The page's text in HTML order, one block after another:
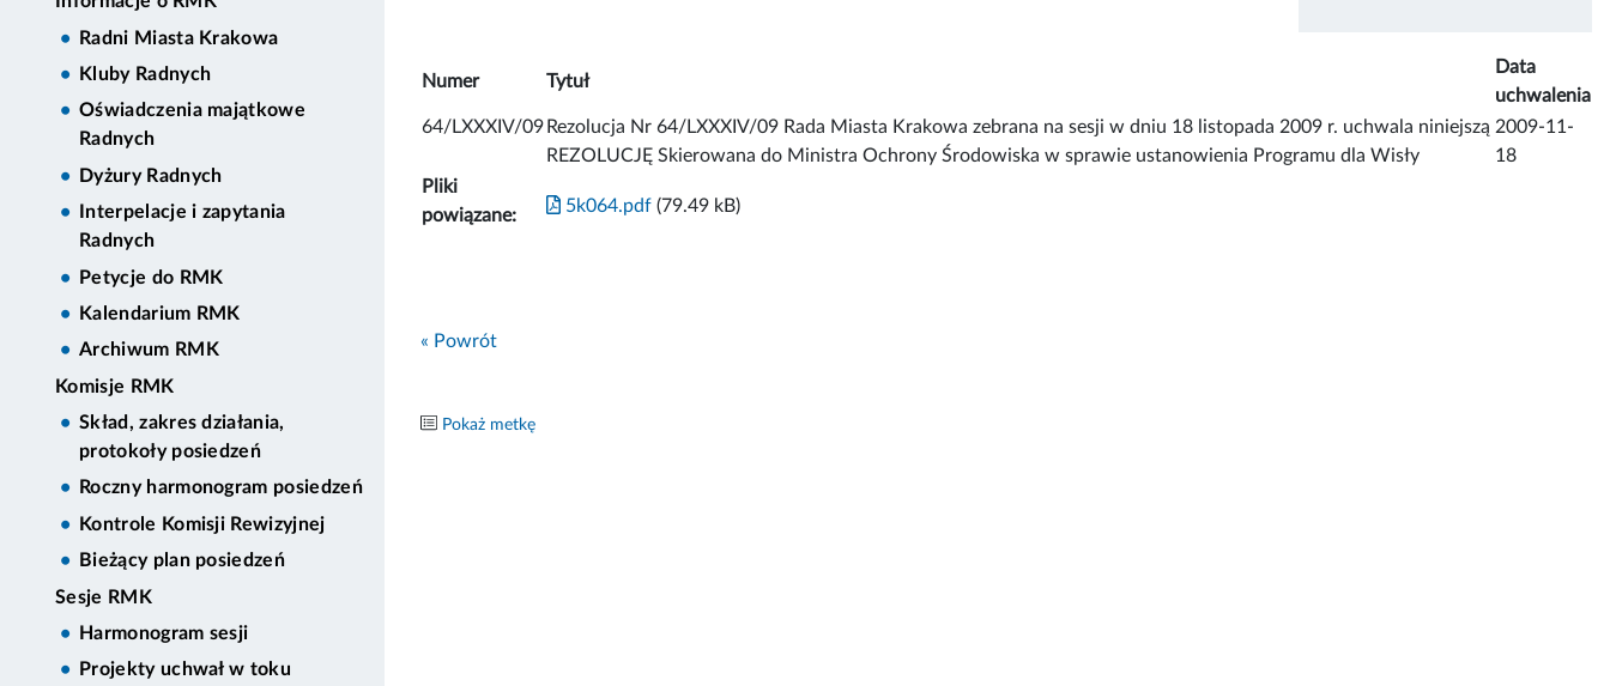
Radni Miasta Krakowa
Kluby Radnych
Oświadczenia majątkowe
Radnych
Dyżury Radnych
Interpelacje i zapytania
Radnych
Petycje do RMK
Kalendarium RMK
Archiwum RMK
Komisje RMK
Skład, zakres działania,
protokoły posiedzeń
Roczny harmonogram posiedzeń
Kontrole Komisji Rewizyjnej
Bieżący plan posiedzeń
Sesje RMK
Harmonogram sesji
Projekty uchwał w toku
Numer Tytuł
Data
uchwalenia
64/LXXXIV/09Rezolucja Nr 64/LXXXIV/09 Rada Miasta Krakowa zebrana na sesji w dniu 18 listopada 2009 r. uchwala niniejszą
REZOLUCJĘ Skierowana do Ministra Ochrony Środowiska w sprawie ustanowienia Programu dla Wisły
2009-11-
18
Pliki
powiązane:
5k064.pdf (79.49 kB)
« Powrót
Pokaż metkę